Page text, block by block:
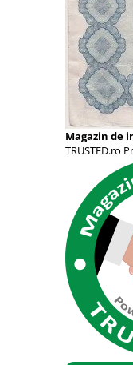
Magazin de
TRUSTED.ro